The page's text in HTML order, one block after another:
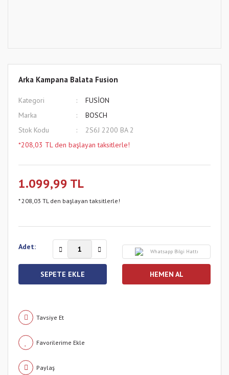
Arka Kampana Balata Fusion
Kategori
FUSİON
Marka
BOSCH
Stok Kodu
2S6J 2200 BA 2
*208,03 TL den başlayan taksitlerle!
1.099,99 TL
* 208,03 TL den başlayan taksitlerle!
Adet:
Whatsapp Bilgi Hattı
SEPETE EKLE HEMEN AL
Tavsiye Et
Paylaş